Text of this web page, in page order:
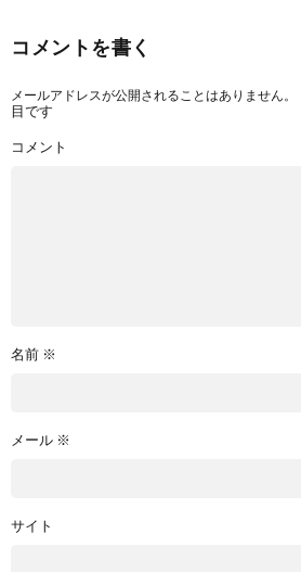
コメントを書く
メールアドレスが公開されることはありません。
目です
コメント
名前 ※
メール ※
サイト